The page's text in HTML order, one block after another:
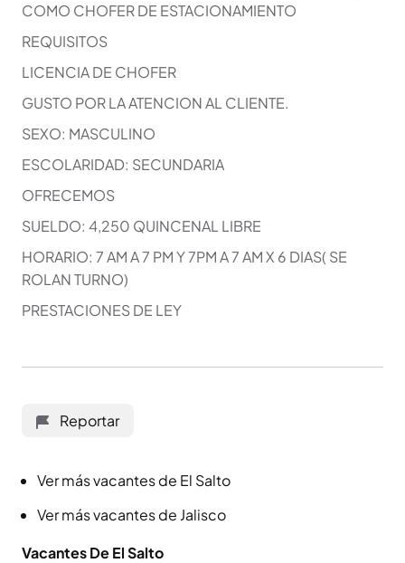
COMO CHOFER DE ESTACIONAMIENTO
REQUISITOS
LICENCIA DE CHOFER
GUSTO POR LA ATENCION AL CLIENTE.
SEXO: MASCULINO
ESCOLARIDAD: SECUNDARIA
OFRECEMOS
SUELDO: 4,250 QUINCENAL LIBRE
HORARIO: 7 AM A 7 PM Y 7PM A 7 AM X 6 DIAS( SE
ROLAN TURNO)
PRESTACIONES DE LEY
Reportar
Ver más vacantes de El Salto
Ver más vacantes de Jalisco
Vacantes De El Salto